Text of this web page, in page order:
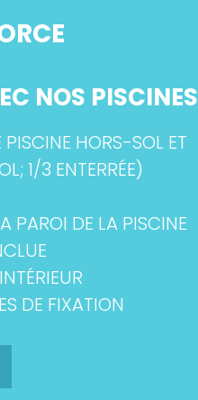
NOS PISCINES
HORS-SOL ET
1/3 ENTERRÉE)
PAROI DE LA PISCINE
DE FIXATION